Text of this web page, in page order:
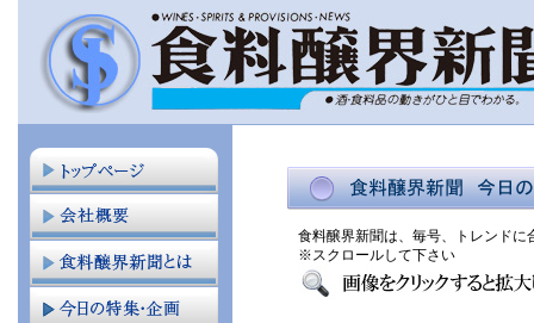
食料醸界新聞は、毎号、トレンド
※スクロールして下さい